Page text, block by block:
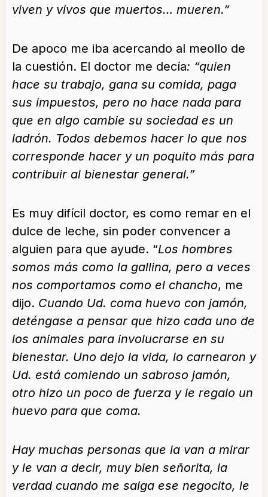
viven y vivos que muertos… mueren.”
De apoco me iba acercando al meollo de
la cuestión. El doctor me decía: “quien
hace su trabajo, gana su comida, paga
sus impuestos, pero no hace nada para
que en algo cambie su sociedad es un
ladrón. Todos debemos hacer lo que nos
corresponde hacer y un poquito más para
contribuir al bienestar general.”
Es muy difícil doctor, es como remar en el
dulce de leche, sin poder convencer a
alguien para que ayude. “Los hombres
somos más como la gallina, pero a veces
nos comportamos como el chancho, me
dijo. Cuando Ud. coma huevo con jamón,
deténgase a pensar que hizo cada uno de
los animales para involucrarse en su
bienestar. Uno dejo la vida, lo carnearon y
Ud. está comiendo un sabroso jamón,
otro hizo un poco de fuerza y le regalo un
huevo para que coma.
Hay muchas personas que la van a mirar
y le van a decir, muy bien señorita, la
verdad cuando me salga ese negocito, le